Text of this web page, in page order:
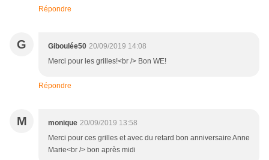
Répondre
G Giboulée50 20/09/2019 14:08
Merci pour les grilles!<br /> Bon WE!
Répondre
M monique 20/09/2019 13:58
Merci pour ces grilles et avec du retard bon anniversaire Anne
Marie<br /> bon après midi